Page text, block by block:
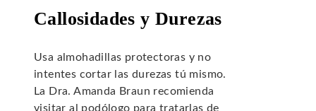
Callosidades y Durezas
Usa almohadillas protectoras y no
intentes cortar las durezas tú mismo.
La Dra. Amanda Braun recomienda
visitar al podólogo para tratarlas de